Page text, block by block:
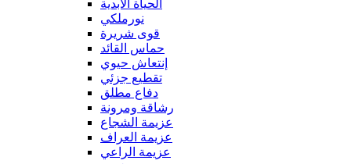
الحياة الأبدية
نورملكي
قوى شريرة
حماس القائد
إنتعاش حيوي
تقطيع جزئي
دفاع مطلق
رشاقة ومرونة
عزيمة الشجاع
عزيمة العراف
عزيمة الراعي